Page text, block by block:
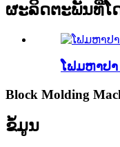
ຜະລິດຕະພັນທີ່ໂ
ໂຟມຫາປາ
Block Molding
ຂໍ້ມູນ